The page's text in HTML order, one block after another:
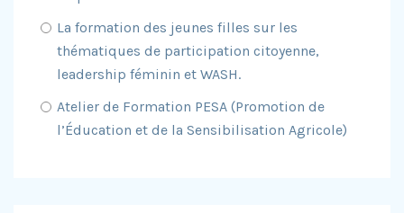
La formation des jeunes filles sur les
thématiques de participation citoyenne,
leadership féminin et WASH.
Atelier de Formation PESA (Promotion de
l’Éducation et de la Sensibilisation Agricole)